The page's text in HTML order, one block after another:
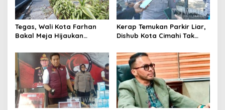
Tegas, Wali Kota Farhan
Bakal Meja Hijaukan
Riau
Kerap Temukan Parkir Liar,
Dishub Kota Cimahi Tak
Pembinaan